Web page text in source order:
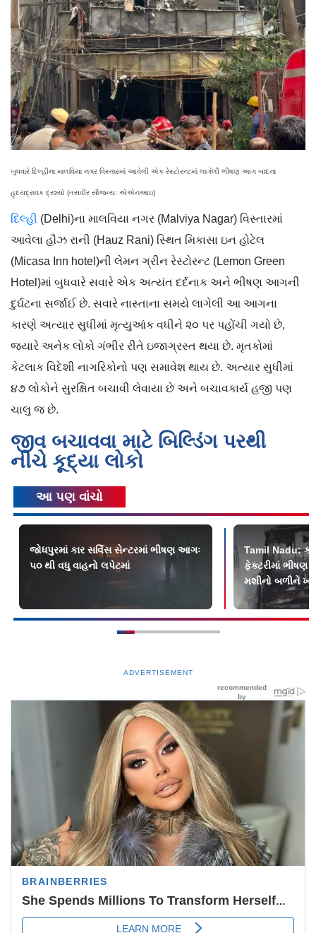
બુધવારે દિલ્હીના માલવિયા નગર વિસ્તારમાં આવેલી એક રેસ્ટોરન્ટમાં લાગેલી ભીષણ આગ બાદના
હૃદયદ્રાવક દ્રશ્યો (તસવીર સૌજન્યઃ એએનઆઇ)
દિલ્હી (Delhi)ના માલવિયા નગર (Malviya Nagar) વિસ્તારમાં
આવેલા હૌઝ રાની (Hauz Rani) સ્થિત મિકાસા ઇન હોટેલ
(Micasa Inn hotel)ની લેમન ગ્રીન રેસ્ટોરન્ટ (Lemon Green
Hotel)માં બુધવારે સવારે એક અત્યંત દર્દનાક અને ભીષણ આગની
દુર્ઘટના સર્જાઈ છે. સવારે નાસ્તાના સમયે લાગેલી આ આગના
કારણે અત્યાર સુધીમાં મૃત્યુઆંક વધીને ૨૦ પર પહોંચી ગયો છે,
જ્યારે અનેક લોકો ગંભીર રીતે ઇજાગ્રસ્ત થયા છે. મૃતકોમાં
કેટલાક વિદેશી નાગરિકોનો પણ સમાવેશ થાય છે. અત્યાર સુધીમાં
૪૭ લોકોને સુરક્ષિત બચાવી લેવાયા છે અને બચાવકાર્ય હજી પણ
ચાલુ જ છે.
જીવ બચાવવા માટે બિલ્ડિંગ પરથી
નીચે કૂદ્યા લોકો
આ પણ વાંચો
જોધપુરમાં કાર સર્વિસ સેન્ટરમાં ભીષણ આગઃ
૫૦ થી વધુ વાહનો લપેટમાં
Tamil Nadu:
ફેક્ટરીમાં
મશીનો બળીને
ADVERTISEMENT